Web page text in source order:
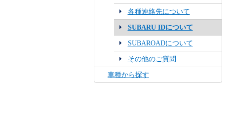
各種連絡先について
SUBARU IDについて
SUBAROADについて
その他のご質問
車種から探す